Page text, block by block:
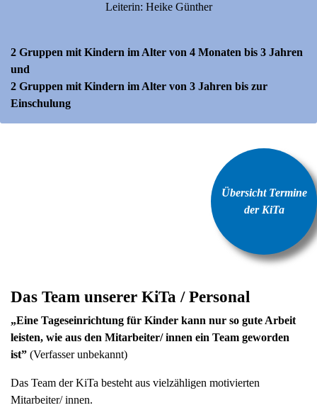
Leiterin: Heike Günther
2 Gruppen mit Kindern im Alter von 4 Monaten bis 3 Jahren
und
2 Gruppen mit Kindern im Alter von 3 Jahren bis zur
Einschulung
Übersicht Termine
der KiTa
Das Team unserer KiTa / Personal
„Eine Tageseinrichtung für Kinder kann nur so gute Arbeit
leisten, wie aus den Mitarbeiter/ innen ein Team geworden
ist” (Verfasser unbekannt)
Das Team der KiTa besteht aus vielzähligen motivierten
Mitarbeiter/ innen.